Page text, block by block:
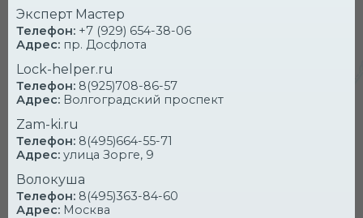
ЗАМКОВ
Низкие цены иоперативность
УСЛУГА
Замена врезного замка
Эксперт Мастер
Телефон: +7 (929) 654-38-06
Адрес: пр. Досфлота
Lock-helper.ru
Телефон: 8(925)708-86-57
Адрес: Волгоградский проспект
Zam-ki.ru
Телефон: 8(495)664-55-71
Адрес: улица Зорге, 9
Волокуша
Телефон: 8(495)363-84-60
Адрес: Москва